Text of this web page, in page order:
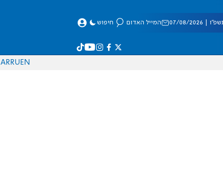
08/2026 המייל האדום חיפוש
EN
RU
AR